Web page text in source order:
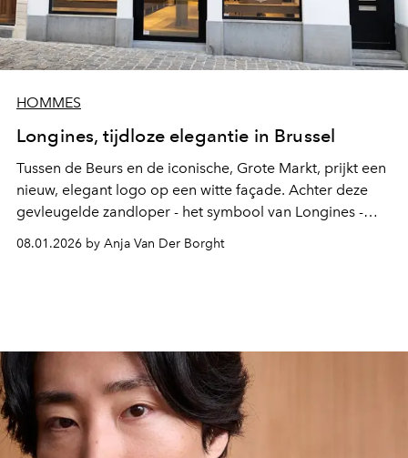
HOMMES
Longines, tijdloze elegantie in Brussel
Tussen de Beurs en de iconische, Grote Markt, prijkt een
nieuw, elegant logo op een witte façade. Achter deze
gevleugelde zandloper - het symbool van Longines -
Zwitserse horlogehuis in onze hoofdstad. Een nieuwe,
08.01.2026 by Anja Van Der Borght